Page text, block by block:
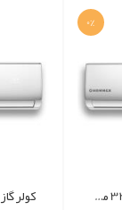
کولر گازي هومکس 32000 مدل HOMMEX H32CH-5015
0%